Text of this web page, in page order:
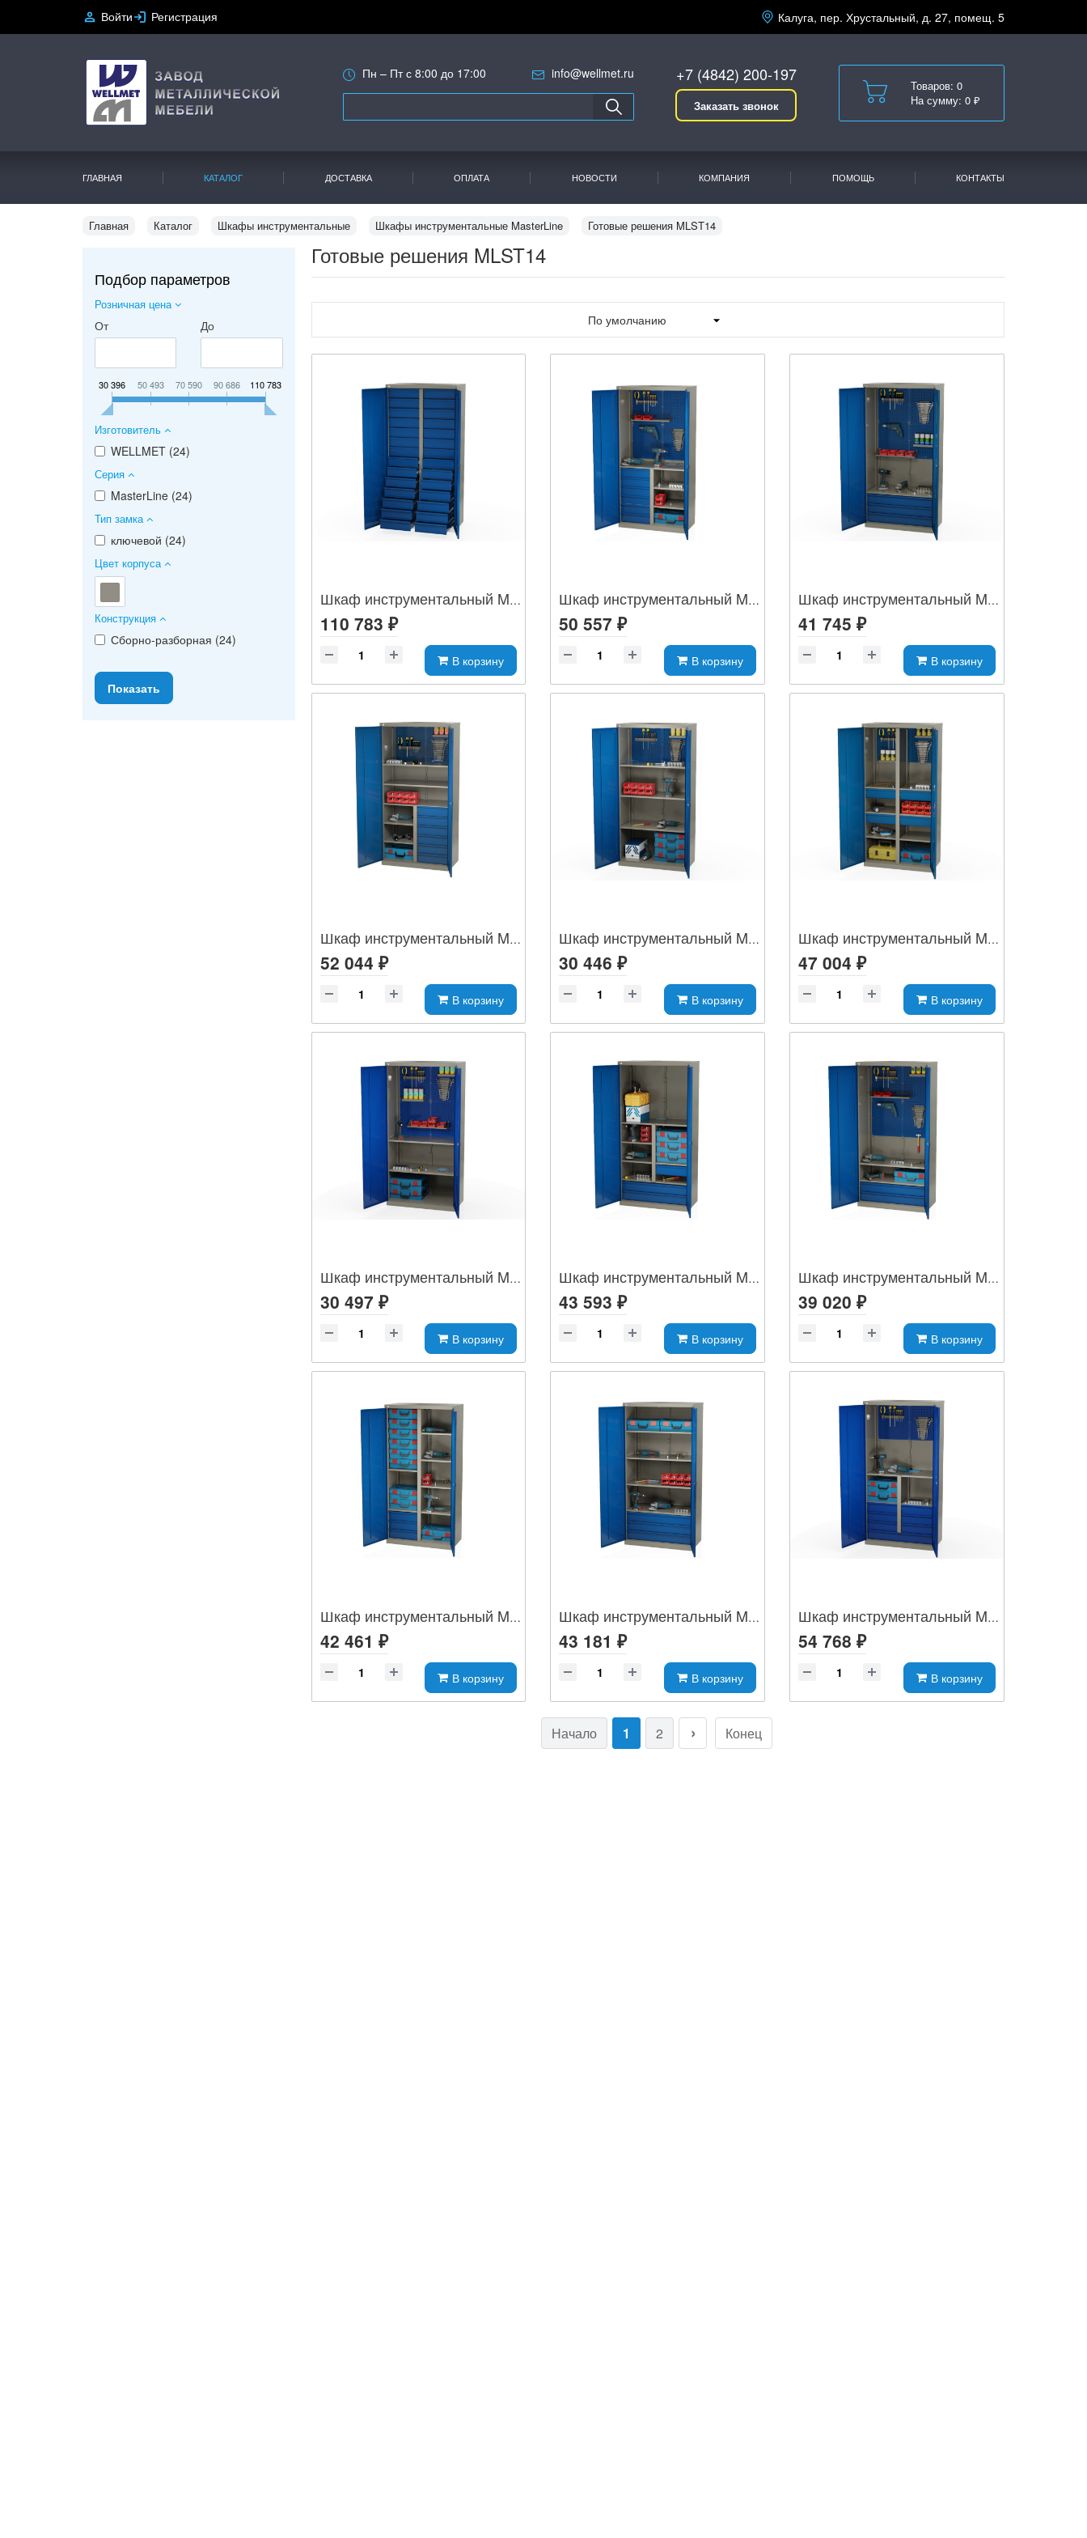
Войти Регистрация Калуга, пер. Хрустальный, д. 27, помещ. 5
Пн – Пт с 8:00 до 17:00 info@wellmet.ru +7 (4842) 200-197
Заказать звонок
Товаров: 0
На сумму: 0 ₽
ГЛАВНАЯ КАТАЛОГ ДОСТАВКА ОПЛАТА НОВОСТИ КОМПАНИЯ ПОМОЩЬ КОНТАКТЫ
Главная Каталог Шкафы инструментальные Шкафы инструментальные MasterLine Готовые решения MLST14
Подбор параметров
Розничная цена
От До
30 396 50 493 70 590 90 686 110 783
Изготовитель
WELLMET (24)
Серия
MasterLine (24)
Тип замка
ключевой (24)
Цвет корпуса
Конструкция
Сборно-разборная (24)
Готовые решения MLST14
Шкаф инструментальный MLST14-1000280
110 783 ₽
В корзину
Шкаф инструментальный MLST14-212064
50 557 ₽
В корзину
Шкаф инструментальный MLST14-010304
41 745 ₽
В корзину
Шкаф инструментальный MLST14-232062
52 044 ₽
В корзину
Шкаф инструментальный MLST14-030002
30 446 ₽
В корзину
Шкаф инструментальный MLST14-106042
47 004 ₽
В корзину
Шкаф инструментальный MLST14-020004
30 497 ₽
В корзину
Шкаф инструментальный MLST14-223210
43 593 ₽
В корзину
Шкаф инструментальный MLST14-020204
39 020 ₽
В корзину
Шкаф инструментальный MLST14-106030
42 461 ₽
В корзину
Шкаф инструментальный MLST14-040300
43 181 ₽
В корзину
Шкаф инструментальный MLST14-222162
54 768 ₽
В корзину
Начало 1 2 Конец